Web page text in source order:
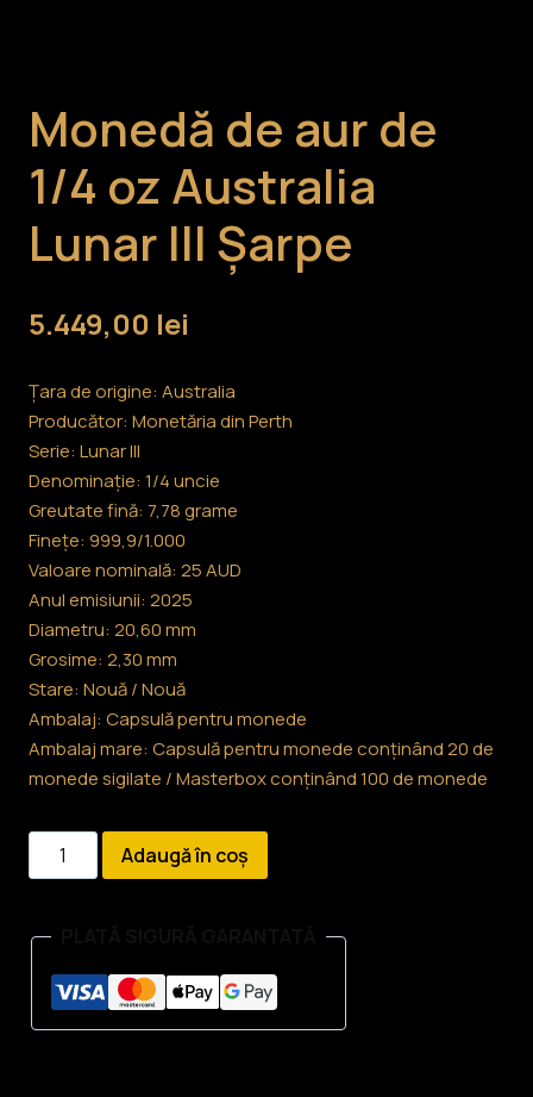
Monedă de aur de
1/4 oz Australia
Lunar III Șarpe
5.449,00 lei
Țara de origine: Australia
Producător: Monetăria din Perth
Serie: Lunar III
Denominație: 1/4 uncie
Greutate fină: 7,78 grame
Finețe: 999,9/1.000
Valoare nominală: 25 AUD
Anul emisiunii: 2025
Diametru: 20,60 mm
Grosime: 2,30 mm
Stare: Nouă / Nouă
Ambalaj: Capsulă pentru monede
Ambalaj mare: Capsulă pentru monede conținând 20 de
monede sigilate / Masterbox conținând 100 de monede
Cantitate
Monedă
Adaugă în coș